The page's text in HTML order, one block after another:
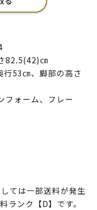
82.5(42)㎝
53㎝、脚部の高さ
フォーム、フレー
ては一部送料が発生
ランク【D】です。